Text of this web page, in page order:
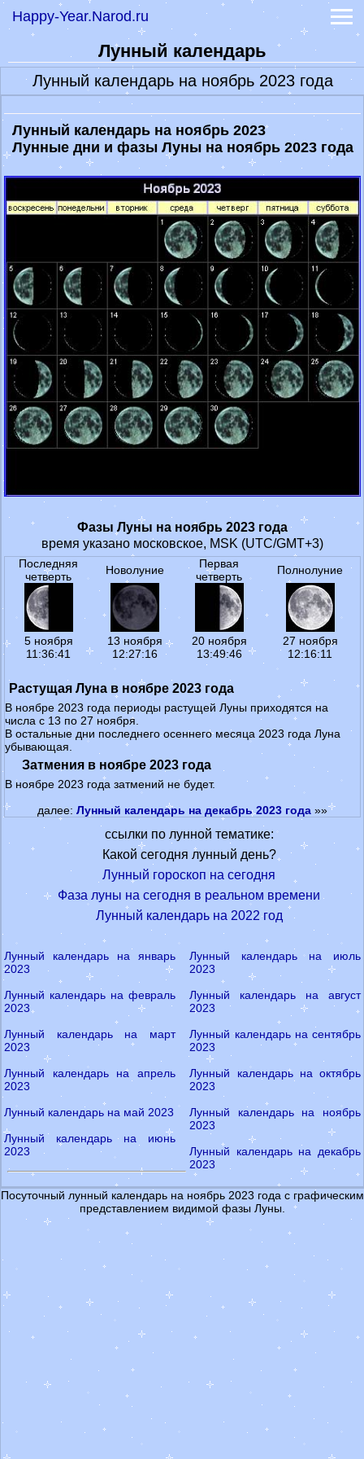
Лунный календарь
Лунный календарь на ноябрь 2023 года
Лунный календарь на ноябрь 2023
Лунные дни и фазы Луны на ноябрь 2023 года
Фазы Луны на ноябрь 2023 года
время указано московское, MSK (UTC/GMT+3)
Последняя
четверть
Новолуние
Первая
четверть
Полнолуние
5 ноября
11:36:41
13 ноября
12:27:16
20 ноября
13:49:46
27 ноября
12:16:11
Растущая Луна в ноябре 2023 года
В ноябре 2023 года периоды растущей Луны приходятся на
числа с 13 по 27 ноября.
В остальные дни последнего осеннего месяца 2023 года Луна
убывающая.
Затмения в ноябре 2023 года
В ноябре 2023 года затмений не будет.
далее: Лунный календарь на декабрь 2023 года »»
ссылки по лунной тематике:
Какой сегодня лунный день?
Лунный гороскоп на сегодня
Фаза луны на сегодня в реальном времени
Лунный календарь на 2022 год
Лунный календарь на январь
2023
Лунный календарь на февраль
2023
Лунный календарь на март
2023
Лунный календарь на апрель
2023
Лунный календарь на май 2023
Лунный календарь на июнь
2023
Лунный календарь на июль
2023
Лунный календарь на август
2023
Лунный календарь на сентябрь
2023
Лунный календарь на октябрь
2023
Лунный календарь на ноябрь
2023
Лунный календарь на декабрь
2023
Посуточный лунный календарь на ноябрь 2023 года с графическим
представлением видимой фазы Луны.
Happy-Year.Narod.ru
Книга судеб
-Книга перемен
-Книга перемен толкование
-Гадание на рунах
-Гадание на картах
-Гадание оракул
-Гадание на кубиках
Самые точные гадания
Лунный календарь 2022
Сонник
Значение имени
Эффективные диеты
Праздники 2023
Обои на заставку